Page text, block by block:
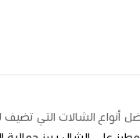
أنواع الشالات التي